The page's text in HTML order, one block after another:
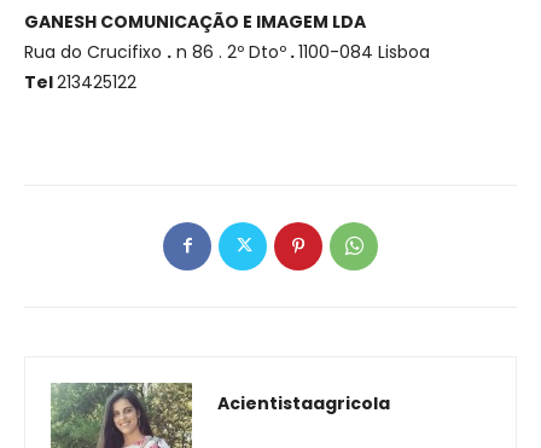
GANESH COMUNICAÇÃO E IMAGEM LDA
Rua do Crucifixo . n 86 . 2º Dtoº .1100-084 Lisboa
Tel213425122
Acientistaagricola